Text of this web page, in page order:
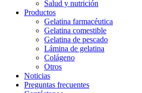
Salud y nutrición
Productos
Gelatina farmacéutica
Gelatina comestible
Gelatina de pescado
Lámina de gelatina
Colágeno
Otros
Noticias
Preguntas frecuentes